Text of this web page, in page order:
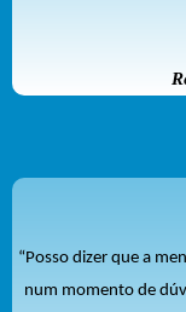
“Posso dizer que a
num momento de